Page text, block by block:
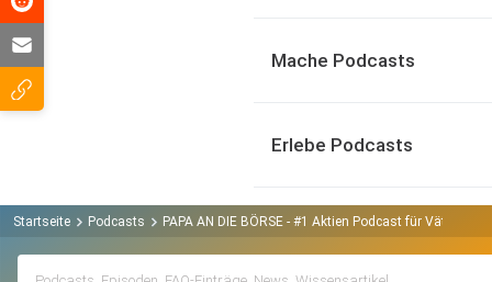
Mache Podcasts
Erlebe Podcasts
Startseite Podcasts PAPA AN DIE BÖRSE - #1 Aktien Podcast für Väter